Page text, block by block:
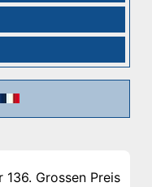
Grossen Preis